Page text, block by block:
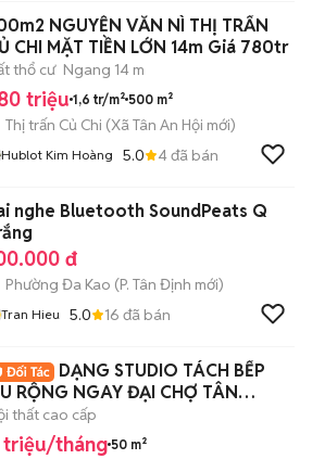
NGUYỄN VĂN NÌ THỊ TRẤN
CHI MẶT TIỀN LỚN 14m Giá 780tr
thổ cư Ngang 14 m
triệu 1,6 tr/m² 500 m²
Thị trấn Củ Chi (Xã Tân An Hội mới)
Hublot Kim Hoàng 5.0 4đã bán
nghe Bluetooth SoundPeats Q
đ
Phường Đa Kao (P. Tân Định mới)
Tran Hieu 5.0 16 đã bán
DẠNG STUDIO TÁCH BẾP
RỘNG NGAY ĐẠI CHỢ TÂN
- VHU
thất cao cấp
triệu/tháng 50 m²